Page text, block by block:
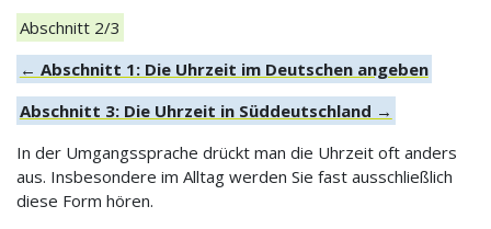
Abschnitt 2/3
← Abschnitt 1: Die Uhrzeit im Deutschen angeben
Abschnitt 3: Die Uhrzeit in Süddeutschland →
In der Umgangssprache drückt man die Uhrzeit oft anders
aus. Insbesondere im Alltag werden Sie fast ausschließlich
diese Form hören.